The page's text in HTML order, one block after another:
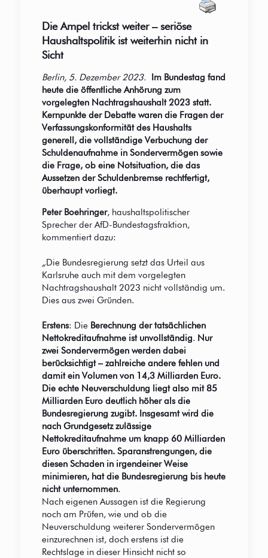
Die Ampel trickst weiter – seriöse
Haushaltspolitik ist weiterhin nicht in
Sicht
Berlin, 5. Dezember 2023.Im Bundestag fand
heute die öffentliche Anhörung zum
vorgelegten Nachtragshaushalt 2023 statt.
Kernpunkte der Debatte waren die Fragen der
Verfassungskonformität des Haushalts
generell, die vollständige Verbuchung der
Schuldenaufnahme in Sondervermögen sowie
die Frage, ob eine Notsituation, die das
Aussetzen der Schuldenbremse rechtfertigt,
überhaupt vorliegt.
Peter Boehringer, haushaltspolitischer
Sprecher der AfD-Bundestagsfraktion,
kommentiert dazu:
„Die Bundesregierung setzt das Urteil aus
Karlsruhe auch mit dem vorgelegten
Nachtragshaushalt 2023 nicht vollständig um.
Dies aus zwei Gründen.
Erstens: Die Berechnung der tatsächlichen
Nettokreditaufnahme ist unvollständig. Nur
zwei Sondervermögen werden dabei
berücksichtigt – zahlreiche andere fehlen und
damit ein Volumen von 14,3 Milliarden Euro.
Die echte Neuverschuldung liegt also mit 85
Milliarden Euro deutlich höher als die
Bundesregierung zugibt. Insgesamt wird die
nach Grundgesetz zulässige
Nettokreditaufnahme um knapp 60 Milliarden
Euro überschritten. Sparanstrengungen, die
diesen Schaden in irgendeiner Weise
minimieren, hat die Bundesregierung bis heute
nicht unternommen.
Nach eigenen Aussagen ist die Regierung
noch am Prüfen, wie und ob die
Neuverschuldung weiterer Sondervermögen
einzurechnen ist, doch erstens ist die
Rechtslage in dieser Hinsicht nicht so